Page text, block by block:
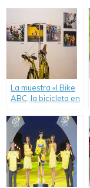
La muestra «I Bike
ABC, la bicicleta en
que se exhibe en el
museo de la
ciudad, continúa
hasta Enero 2014.